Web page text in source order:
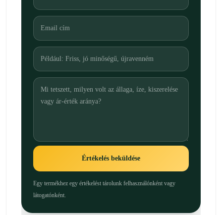
Értékelés beküldése
Egy termékhez egy értékelést tárolunk felhasználónként vagy
látogatónként.